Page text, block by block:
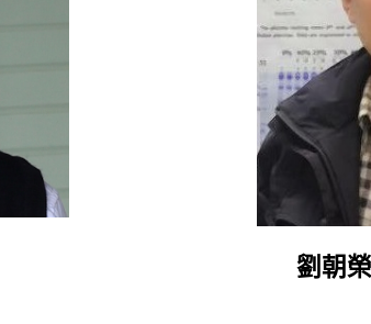
劉朝